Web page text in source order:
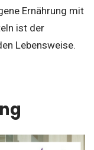
Ernährung mit
ist der
Lebensweise.